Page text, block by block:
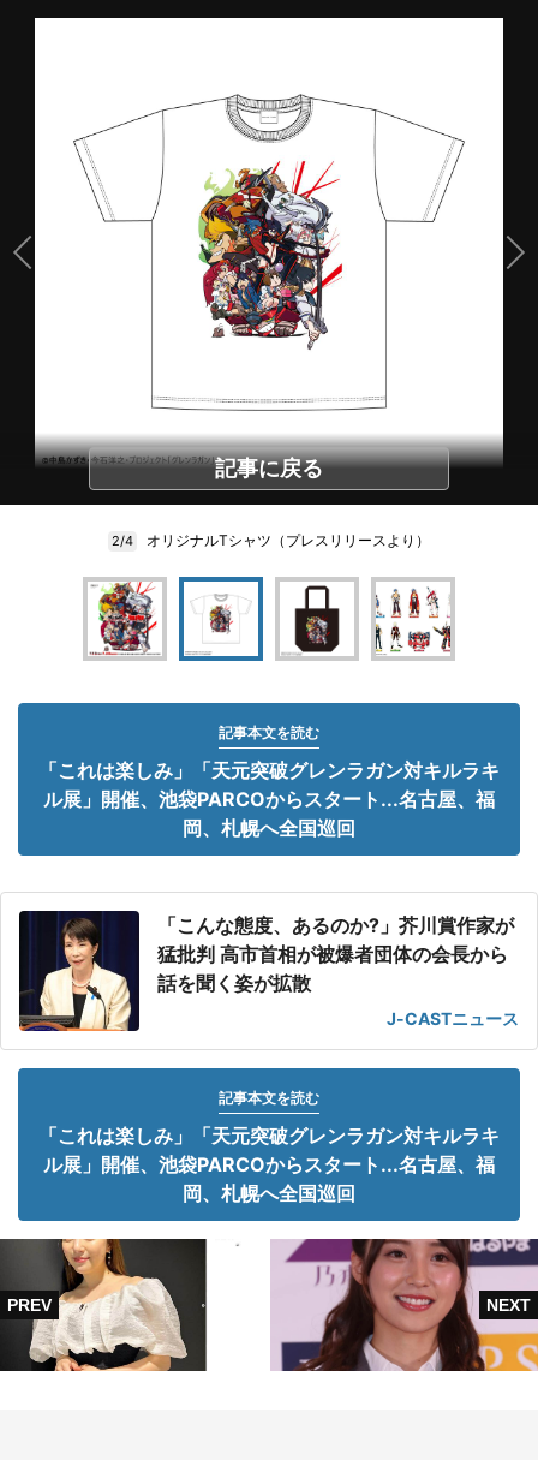
記事に戻る
2/4 オリジナルTシャツ（プレスリリースより）
記事本文を読む
「これは楽しみ」「天元突破グレンラガン対キルラキ
ル展」開催、池袋PARCOからスタート...名古屋、福
岡、札幌へ全国巡回
「こんな態度、あるのか?」芥川賞作家が
猛批判 高市首相が被爆者団体の会長から
話を聞く姿が拡散
J-CASTニュース
記事本文を読む
「これは楽しみ」「天元突破グレンラガン対キルラキ
ル展」開催、池袋PARCOからスタート...名古屋、福
岡、札幌へ全国巡回